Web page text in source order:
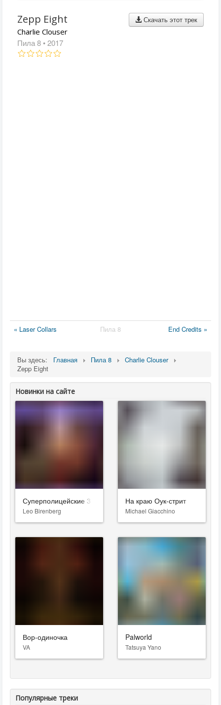
Скачать этот трек
Zepp Eight
Charlie Clouser
Пила 8 • 2017
« Laser Collars Пила 8 End Credits »
Вы здесь: Главная Пила 8
Charlie Clouser
Zepp Eight
Новинки на сайте
Суперполицейские 3
Leo Birenberg
На краю Оук-стрит
Michael Giacchino
Вор-одиночка
VA
Palworld
Tatsuya Yano
Популярные треки